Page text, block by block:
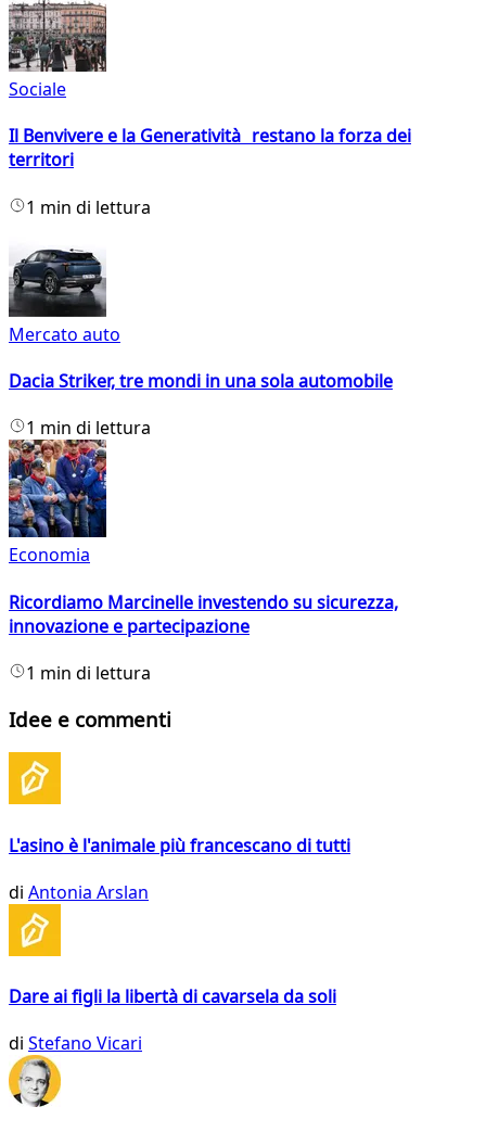
Sociale
Il Benvivere e la Generatività restano la forza dei
territori
1 min di lettura
Mercato auto
Dacia Striker, tre mondi in una sola automobile
1 min di lettura
Economia
Ricordiamo Marcinelle investendo su sicurezza,
innovazione e partecipazione
1 min di lettura
Idee e commenti
L'asino è l'animale più francescano di tutti
di Antonia Arslan
Dare ai figli la libertà di cavarsela da soli
di Stefano Vicari